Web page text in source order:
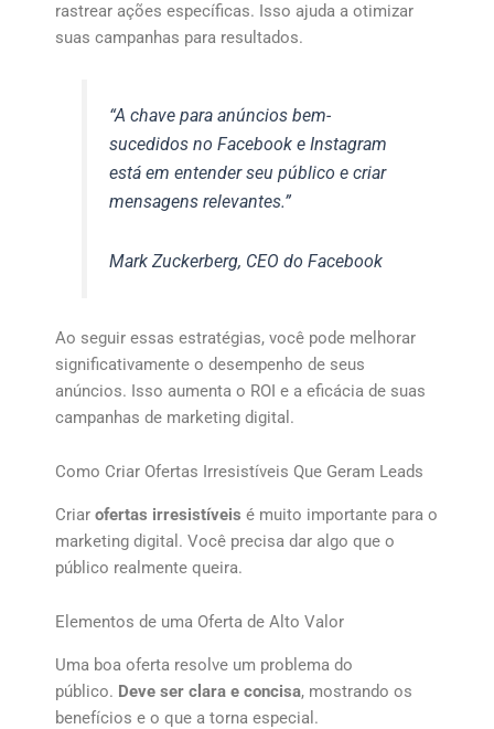
rastrear ações específicas. Isso ajuda a otimizar
suas campanhas para resultados.
“A chave para anúncios bem-
sucedidos no Facebook e Instagram
está em entender seu público e criar
mensagens relevantes.”
Mark Zuckerberg, CEO do Facebook
Ao seguir essas estratégias, você pode melhorar
significativamente o desempenho de seus
anúncios. Isso aumenta o ROI e a eficácia de suas
campanhas de marketing digital.
Como Criar Ofertas Irresistíveis Que Geram Leads
Criar ofertas irresistíveis é muito importante para o
marketing digital. Você precisa dar algo que o
público realmente queira.
Elementos de uma Oferta de Alto Valor
Uma boa oferta resolve um problema do
público. Deve ser clara e concisa, mostrando os
benefícios e o que a torna especial.